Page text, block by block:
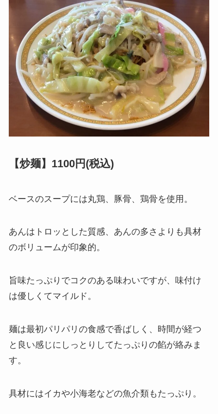
【炒麺】1100円(税込)
ベースのスープには丸鶏、豚骨、鶏骨を使用。
あんはトロッとした質感、あんの多さよりも具材
のボリュームが印象的。
旨味たっぷりでコクのある味わいですが、味付け
は優しくてマイルド。
麺は最初パリパリの食感で香ばしく、時間が経つ
と良い感じにしっとりしてたっぷりの餡が絡みま
す。
具材にはイカや小海老などの魚介類もたっぷり。